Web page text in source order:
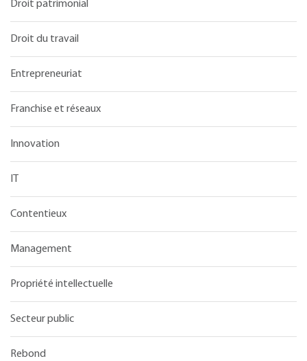
Droit patrimonial
Droit du travail
Entrepreneuriat
Franchise et réseaux
Innovation
Contentieux
Management
Propriété intellectuelle
Secteur public
Rebond